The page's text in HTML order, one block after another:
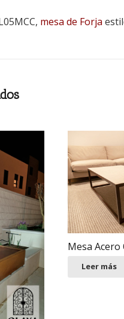
mesa de Forja
Mesa Acero
Leer más